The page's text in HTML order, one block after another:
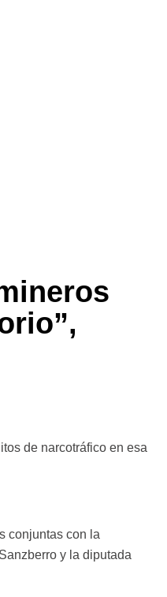
de narcotráfico en esa
conjuntas con la
y la diputada